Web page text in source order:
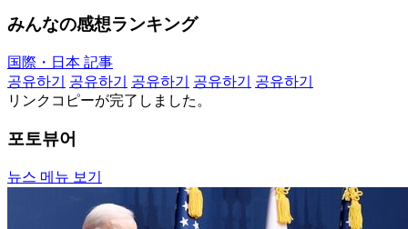
みんなの感想ランキング
国際・日本 記事
공유하기
공유하기 공유하기 공유하기
공유하기
リンクコピーが完了しました。
포토뷰어
뉴스 메뉴 보기